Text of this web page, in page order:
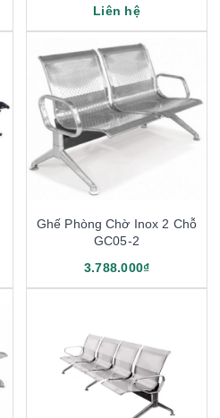
Liên hệ
Ghế Phòng Chờ Inox 2 Chỗ
GC05-2
3.788.000₫